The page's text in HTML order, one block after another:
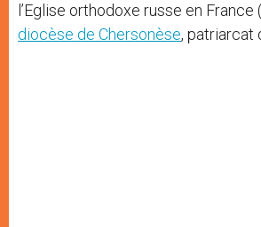
l’Eglise orthodoxe russe en
diocèse de Chersonèse, patriarcat